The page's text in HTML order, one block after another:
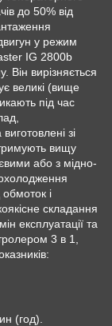
до 50% від
у режим
IG 2800b
Він вирізняється
великі (вище
під час
зі
вищу
або з мідно-
і
складання
експлуатації та
3 в 1,
(год).